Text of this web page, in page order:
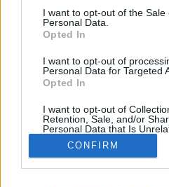
consent section.
I want to opt-out of the Sale
Personal Data.
Opted In
I want to opt-out of
Personal Data for Targeted
Opted In
I want to opt-out of
Retention, Sale, and/or
Personal Data that Is
Purposes for which it was
Opted Out
CONFIRM